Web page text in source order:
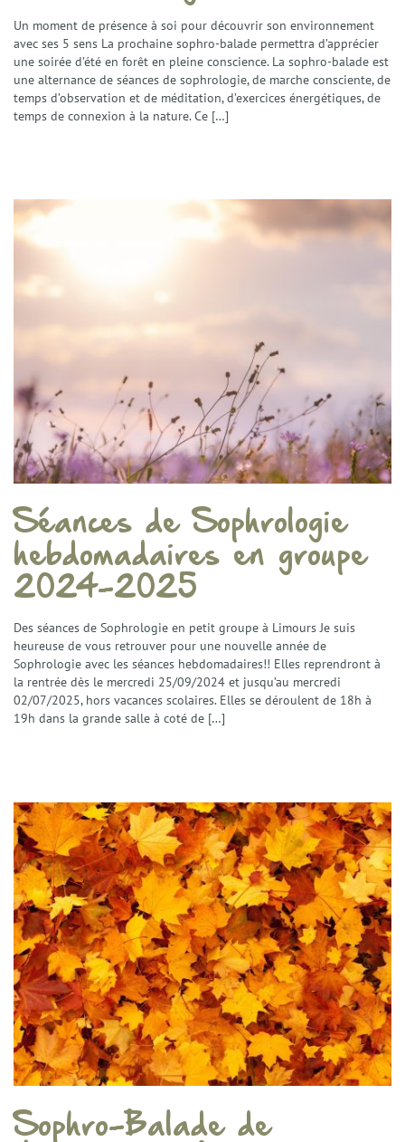
Gestion du stress et anxiété
Émotions et Santé Émotionnelle
Préparation Mentale
Confiance en Soi
Enfants et Adolescents
Techniques
L’Hypnose Ericksonienne
Services
Actualités
Tarifs
FAQ
Contact
Un moment de présence à soi pour découvrir son environnement
avec ses 5 sens La prochaine sophro-balade permettra d’apprécier
une soirée d’été en forêt en pleine conscience. La sophro-balade est
une alternance de séances de sophrologie, de marche consciente, de
temps d’observation et de méditation, d’exercices énergétiques, de
temps de connexion à la nature. Ce […]
Séances de Sophrologie
hebdomadaires en groupe
2024-2025
Des séances de Sophrologie en petit groupe à Limours Je suis
heureuse de vous retrouver pour une nouvelle année de
Sophrologie avec les séances hebdomadaires!! Elles reprendront à
la rentrée dès le mercredi 25/09/2024 et jusqu’au mercredi
02/07/2025, hors vacances scolaires. Elles se déroulent de 18h à
19h dans la grande salle à coté de […]
Sophro-Balade de